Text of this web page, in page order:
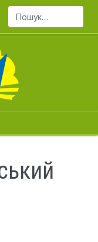
Пошук...